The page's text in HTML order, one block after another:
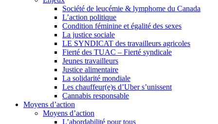
Société de leucémie & lymphome du Canada
L’action politique
Condition féminine et égalité des sexes
La justice sociale
LE SYNDICAT des travailleurs agricoles
Fierté des TUAC – Fierté syndicale
Jeunes travailleurs
Justice alimentaire
La solidarité mondiale
Les chauffeur(e)s d’Uber s’unissent
Cannabis responsable
Moyens d’action
Moyens d’action
L’abordabilité pour tous